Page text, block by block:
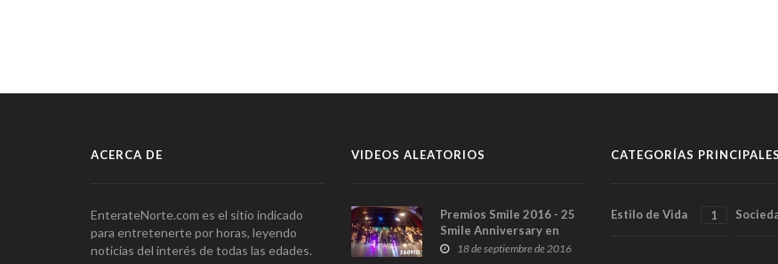
ACERCA DE
EnterateNorte.com es el sitio indicado
para entretenerte por horas, leyendo
noticias del interés de todas las edades.
VIDEOS ALEATORIOS
Premios Smile 2016 - 25
Smile Anniversary en
360°18 de septiembre de 2016
CATEGORÍAS PRINCIPALES
Estilo de Vida 1